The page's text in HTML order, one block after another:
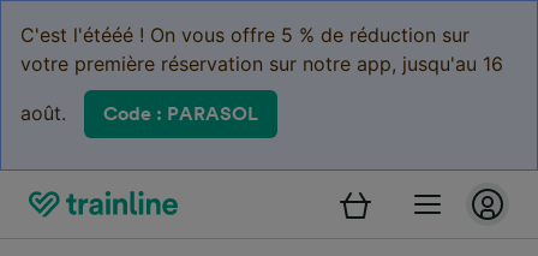
C'est l'étééé ! On vous offre 5 % de réduction sur
votre première réservation sur notre app, jusqu'au 16
août. Code : PARASOL